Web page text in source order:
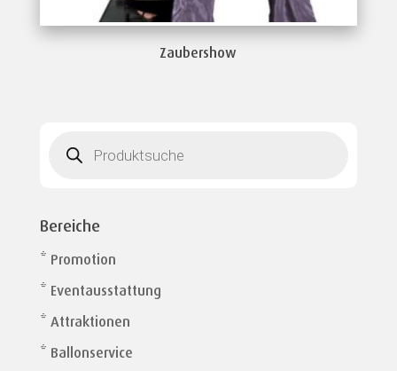
Zaubershow
search
Bereiche
* Promotion
* Eventausstattung
* Attraktionen
* Ballonservice